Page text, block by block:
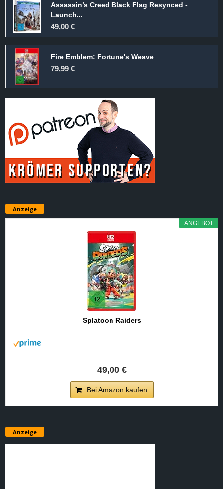
Assassin’s Creed Black Flag Resynced -
Launch...
49,00 €
Fire Emblem: Fortune's Weave
79,99 €
Anzeige
ANGEBOT
Splatoon Raiders
49,00 €
Bei Amazon kaufen
Anzeige